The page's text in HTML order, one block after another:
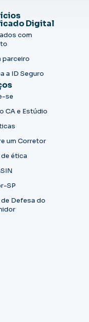
Digital
com
parceiro
a ID Seguro
se
CA e Estúdio
um Corretor
ética
SP
Defesa do